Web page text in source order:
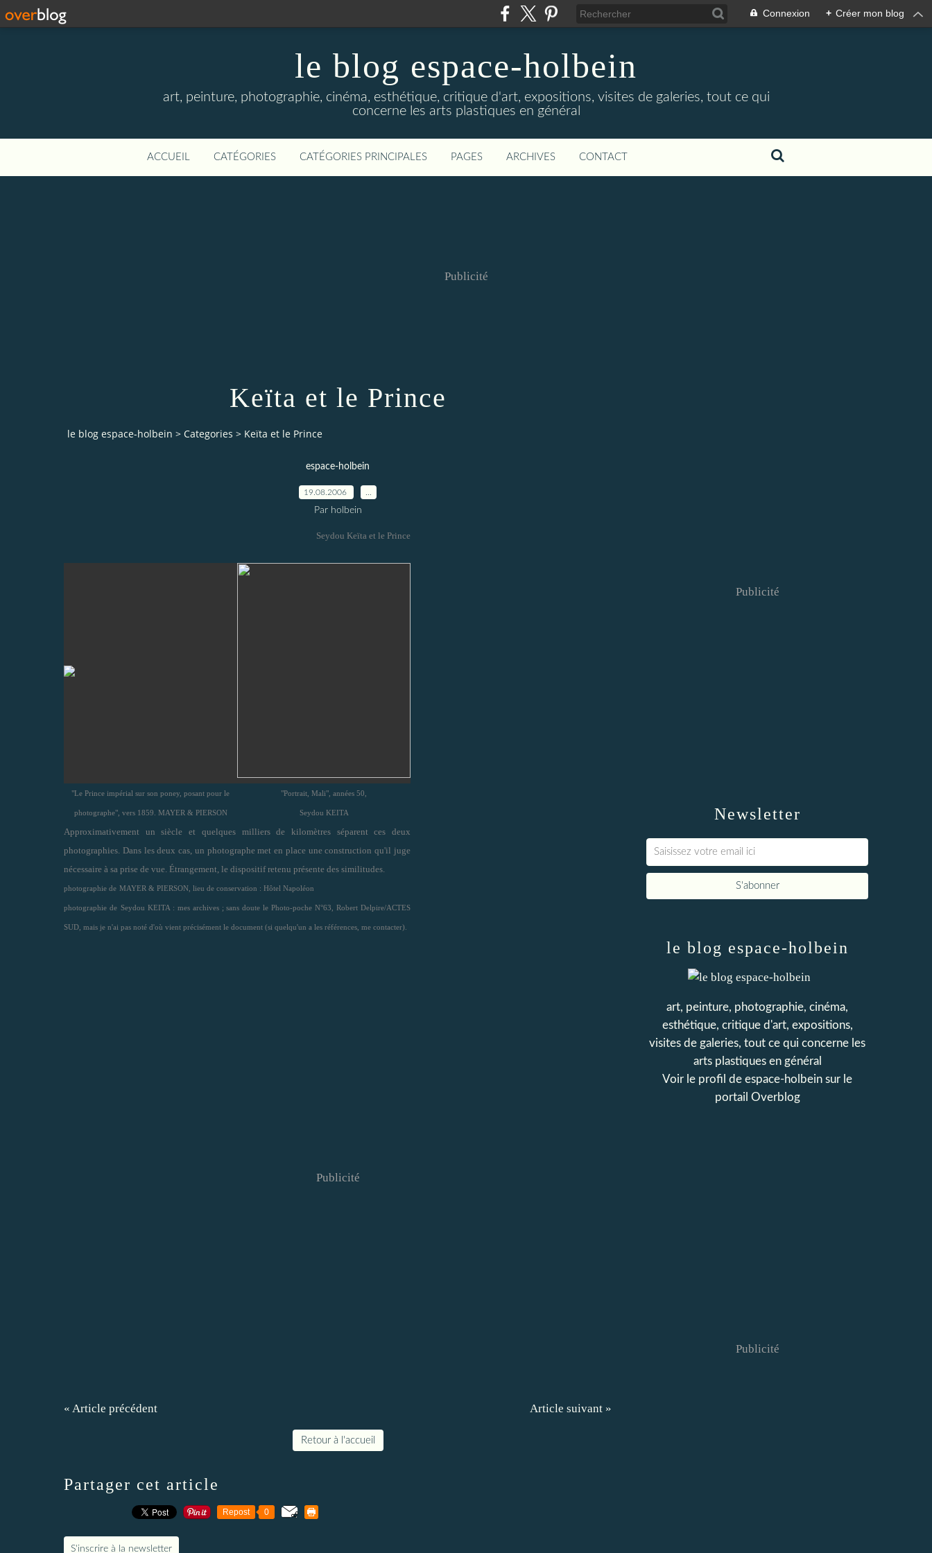
Connexion + Créer mon blog
le blog espace-holbein
art, peinture, photographie, cinéma, esthétique, critique d'art, expositions, visites de galeries, tout ce qui
concerne les arts plastiques en général
ACCUEIL CATÉGORIES CATÉGORIES PRINCIPALES PAGES ARCHIVES CONTACT
Publicité
Keïta et le Prince
le blog espace-holbein > Categories > Keïta et le Prince
espace-holbein
19.08.2006
Par holbein
Seydou Keïta et le Prince
"Le Prince impérial sur son poney, posant pour le
photographe", vers 1859. MAYER & PIERSON
"Portrait, Mali", années 50,
Seydou KEITA
Approximativement un siècle et quelques milliers de kilomètres séparent ces deux
photographies. Dans les deux cas, un photographe met en place une construction qu'il juge
nécessaire à sa prise de vue. Étrangement, le dispositif retenu présente des similitudes.
photographie de MAYER & PIERSON, lieu de conservation : Hôtel Napoléon
photographie de Seydou KEITA : mes archives ; sans doute le Photo-poche N°63, Robert Delpire/ACTES
SUD, mais je n'ai pas noté d'où vient précisément le document (si quelqu'un a les références, me contacter).
Publicité
« Article précédent Article suivant »
Retour à l'accueil
Partager cet article
Repost 0
S'inscrire à la newsletter
Newsletter
Publicité
le blog espace-holbein
art, peinture, photographie, cinéma,
esthétique, critique d'art, expositions,
visites de galeries, tout ce qui concerne les
arts plastiques en général
Voir le profil de espace-holbein sur le
portail Overblog
Publicité